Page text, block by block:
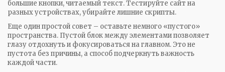
большие кнопки, читаемый текст. Тестируйте сайт на
разных устройствах, убирайте лишние скрипты.
Еще один простой совет – оставьте немного «пустого»
пространства. Пустой блок между элементами позволяет
глазу отдохнуть и фокусироваться на главном. Это не
пустота без причины, а способ подчеркнуть важность
каждой части.